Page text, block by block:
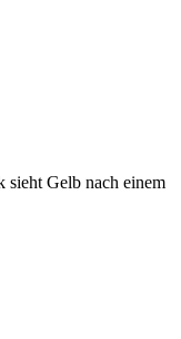
Gelb nach einem